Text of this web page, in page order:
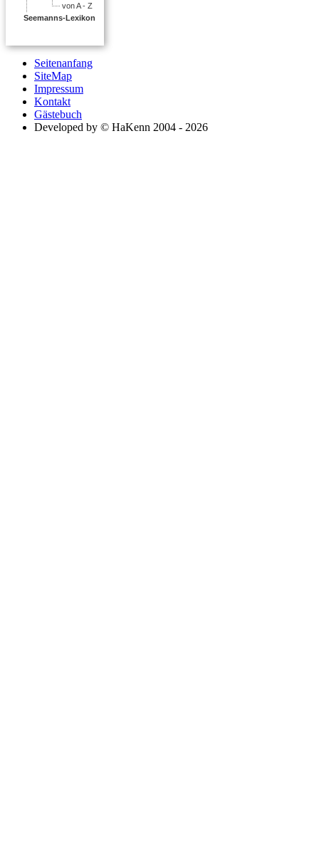
von A - Z
Seemanns-Lexikon
Seitenanfang
SiteMap
Impressum
Kontakt
Gästebuch
Developed by © HaKenn 2004 - 2026